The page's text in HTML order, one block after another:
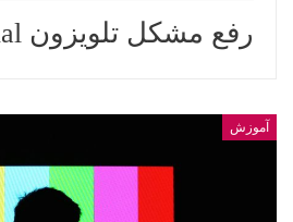
رفع مشکل تلویزون No Signal
آموزش